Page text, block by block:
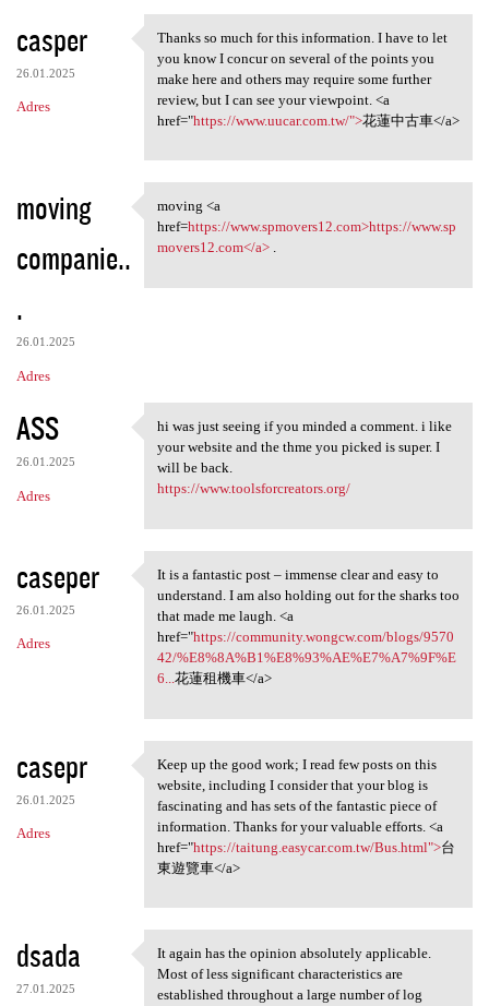
casper
26.01.2025
Adres
Thanks so much for this
Thanks so much for this information. I have to let
you know I concur on several of the points you
make here and others may require some further
review, but I can see your viewpoint. <a
href="https://www.uucar.com.tw/">花蓮中古車</a>
moving
companie..
.
26.01.2025
Adres
moving <a href=https://www
moving <a
href=https://www.spmovers12.com>https://www.sp
movers12.com</a>.
ASS
26.01.2025
Adres
hi was just seeing if you
hi was just seeing if you minded a comment. i like
your website and the thme you picked is super. I
will be back.
https://www.toolsforcreators.org/
caseper
26.01.2025
Adres
It is a fantastic post –
It is a fantastic post – immense clear and easy to
understand. I am also holding out for the sharks too
that made me laugh. <a
href="https://community.wongcw.com/blogs/9570
42/%E8%8A%B1%E8%93%AE%E7%A7%9F%E
6... 花蓮租機車</a>
casepr
26.01.2025
Adres
Keep up the good work; I read
Keep up the good work; I read few posts on this
website, including I consider that your blog is
fascinating and has sets of the fantastic piece of
information. Thanks for your valuable efforts. <a
href="https://taitung.easycar.com.tw/Bus.html">台
東遊覽車</a>
dsada
27.01.2025
It again has the opinion
It again has the opinion absolutely applicable.
Most of less significant characteristics are
established throughout a large number of log